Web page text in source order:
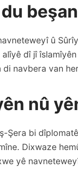
û
dî jî
di navbera van
nû
Şera bi
Dixwaze
yê